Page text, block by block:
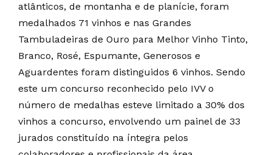
atlânticos, de montanha e de planície, foram
medalhados 71 vinhos e nas Grandes
Tambuladeiras de Ouro para Melhor Vinho Tinto,
Branco, Rosé, Espumante, Generosos e
Aguardentes foram distinguidos 6 vinhos. Sendo
este um concurso reconhecido pelo IVV o
número de medalhas esteve limitado a 30% dos
vinhos a concurso, envolvendo um painel de 33
jurados constituído na íntegra pelos